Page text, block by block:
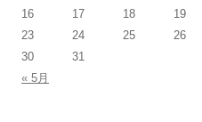
16
17 18 19
23
24 25 26
30
31
« 5月